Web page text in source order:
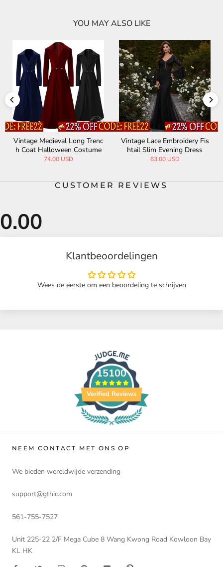
YOU MAY ALSO LIKE
Vintage Medieval Long Trenc
h Coat Halloween Costume
74.00 USD
Vintage Lace Embroidery Fis
htail Slim Evening Dress
63.00 USD
CUSTOMER REVIEWS
Klantbeoordelingen
Wees de eerste om een beoordeling te schrijven
15100
Verified Reviews
NEEM CONTACT MET ONS OP
We bieden wereldwijde verzending
support@gthic.com
561-755-7527
Unit 225-22 2/F Mega Cube 8 Wang Kwong Road Kowloon Bay
KL HK